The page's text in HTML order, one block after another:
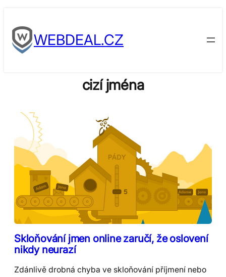
to
contentWEBDEAL.CZ
cizí jména
Skloňování jmen online zaručí, že oslovení
nikdy neurazí
Zdánlivě drobná chyba ve skloňování příjmení nebo